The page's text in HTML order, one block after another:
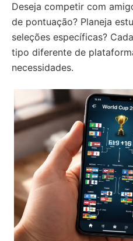
Deseja competir com
de pontuação? Planeja
seleções específicas?
tipo diferente de
necessidades.